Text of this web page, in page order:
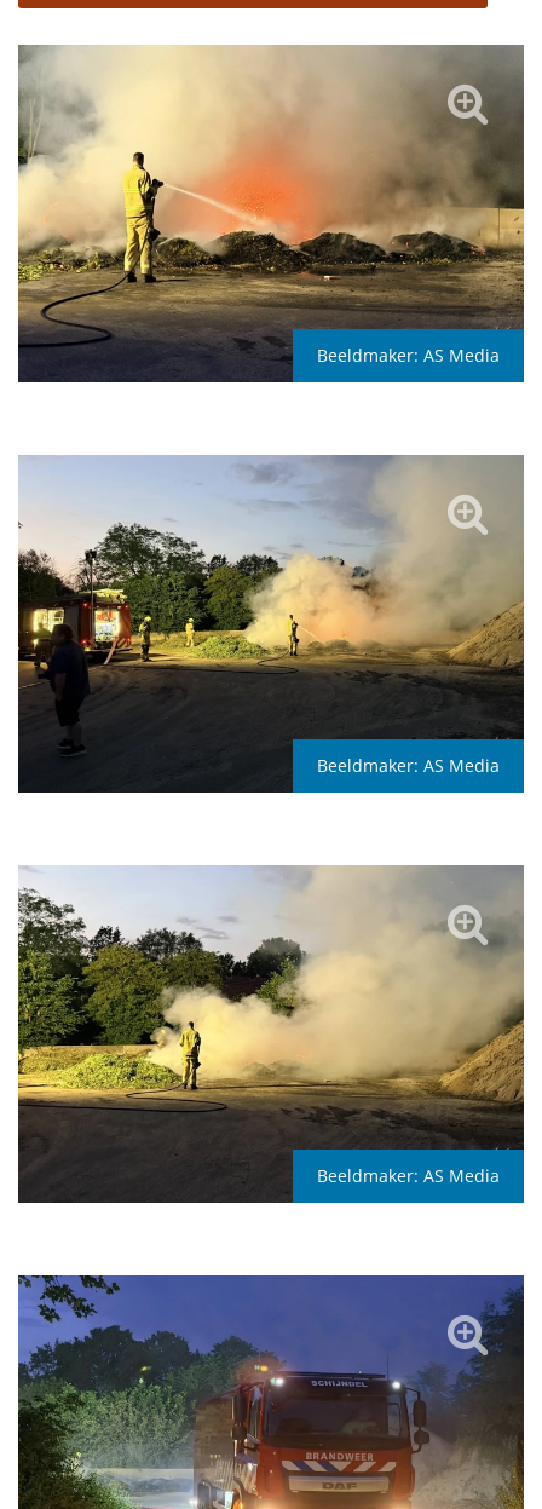
Beeldmaker: AS Media
Beeldmaker: AS Media
Beeldmaker: AS Media